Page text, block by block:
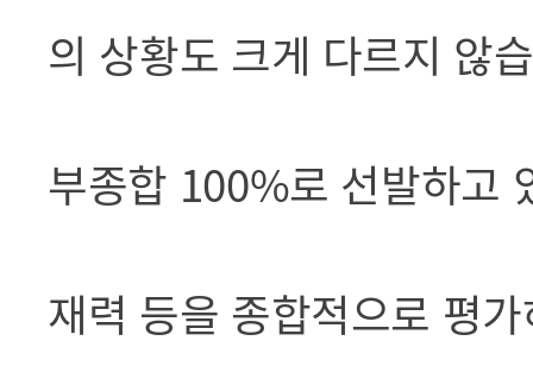
의 상황도 크게 다르지 않
부종합 100%로 선발하고
재력 등을 종합적으로 평